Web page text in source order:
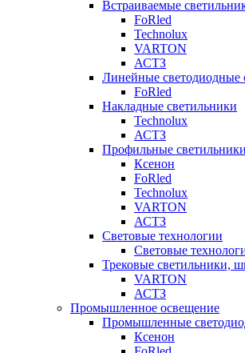
Встраиваемые
FoRled
Technolux
VARTON
АСТЗ
Линейные светодиодные
FoRled
Накладные светильники
Technolux
АСТЗ
Профильные светильники
Ксенон
FoRled
Technolux
VARTON
АСТЗ
Световые технологии
Световые
Трековые светильники,
VARTON
АСТЗ
Промышленное освещение
Промышленные
Ксенон